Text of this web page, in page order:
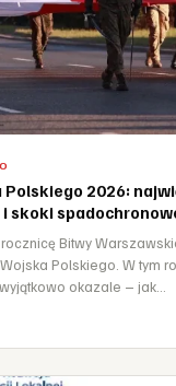
Polskiego 2026:
i skoki
rocznicę Bitwy
Polskiego. W tym
okazale – jak…